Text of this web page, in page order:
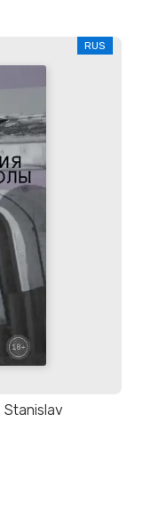
RUS
Stanislav